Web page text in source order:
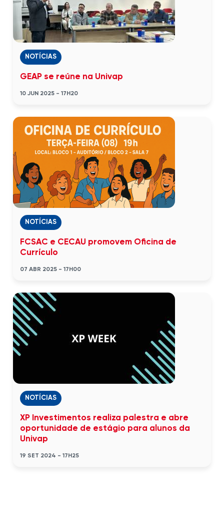
NOTÍCIAS
GEAP se reúne na Univap
10 JUN 2025 - 17H20
NOTÍCIAS
FCSAC e CECAU promovem Oficina de
Currículo
07 ABR 2025 - 17H00
NOTÍCIAS
XP Investimentos realiza palestra e abre
oportunidade de estágio para alunos da
Univap
19 SET 2024 - 17H25